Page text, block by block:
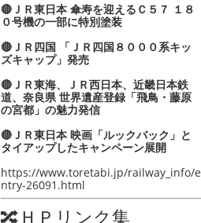
🔴ＪＲ東日本 傘寿を迎えるＣ５７ １８
０号機の一部に特別塗装
🔴ＪＲ四国 「ＪＲ四国８０００系キッ
ズキャップ」発売
🔴ＪＲ東海、ＪＲ西日本、近畿日本鉄
道、奈良県 世界遺産登録「飛鳥・藤原
の宮都」の魅力発信
🔴ＪＲ東日本 映画「ルックバック」と
タイアップしたキャンペーン展開
https://www.toretabi.jp/railway_info/e
ntry-26091.html
🔀ＨＰリンク集